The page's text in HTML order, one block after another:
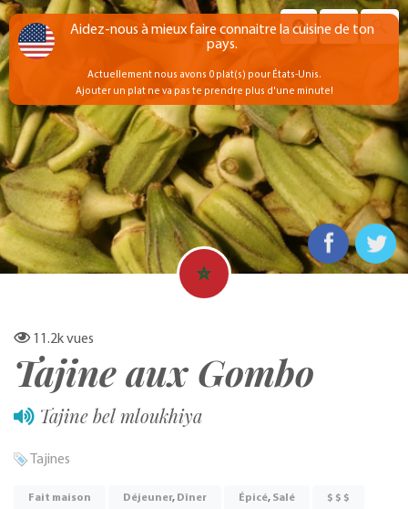
11.2kvues
Tajine aux Gombo
Tajine bel mloukhiya
Tajines
Fait maison Déjeuner, Dîner Épicé, Salé $ $ $
Aidez-nous à mieux faire connaitre la cuisine de ton
pays.
Actuellement nous avons 0 plat(s) pour États-Unis.
Ajouter un plat ne va pas te prendre plus d'une minute!